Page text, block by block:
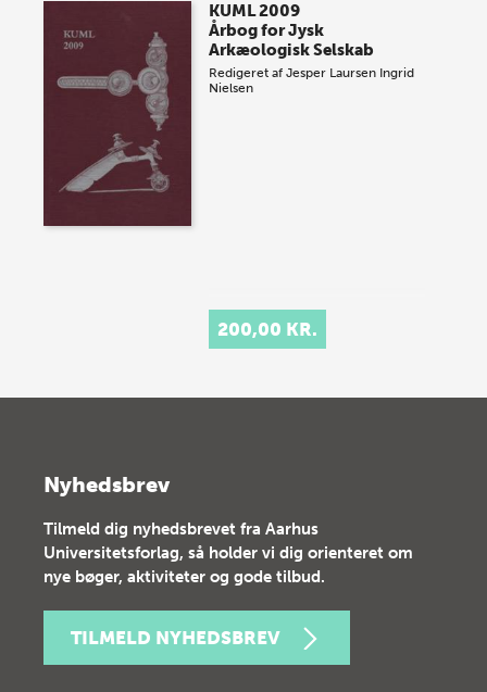
KUML 2009
Årbog for Jysk
Arkæologisk Selskab
Redigeret afJesper Laursen Ingrid
Nielsen
200,00 KR.
Nyhedsbrev
Tilmeld dig nyhedsbrevet fra Aarhus
Universitetsforlag, så holder vi dig orienteret om
nye bøger, aktiviteter og gode tilbud.
TILMELD NYHEDSBREV